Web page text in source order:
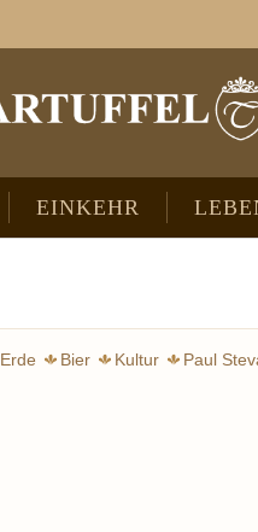
EINKEHR
Erde Bier Kultur Paul